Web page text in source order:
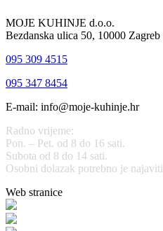
MOJE KUHINJE d.o.o.
Bezdanska ulica 50, 10000 Zagreb
095 309 4515
095 347 8454
E-mail: info@moje-kuhinje.hr
Radno vrijeme:
Pon. – Pet. od 8 do 16 sati.
Subota od 8 do 14 sati.
Osobni dolazak potrebno je najaviti
Web stranice